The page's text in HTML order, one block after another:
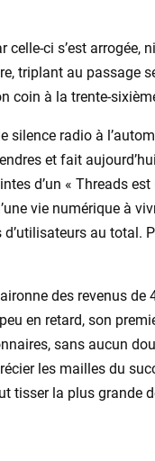
celle-ci s’est arrogée,
triplant au passage
coin à la trente-
silence radio à
et fait
d’un « Threads
vie numérique à
au total.
des revenus
en retard, son
sans aucun
les mailles du
tisser la plus grande